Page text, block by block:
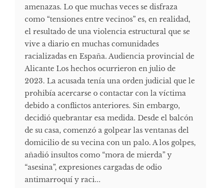
amenazas. Lo que muchas veces se disfraza
como “tensiones entre vecinos” es, en realidad,
el resultado de una violencia estructural que se
vive a diario en muchas comunidades
racializadas en España. Audiencia provincial de
Alicante Los hechos ocurrieron en julio de
2023. La acusada tenía una orden judicial que le
prohibía acercarse o contactar con la víctima
debido a conflictos anteriores. Sin embargo,
decidió quebrantar esa medida. Desde el balcón
de su casa, comenzó a golpear las ventanas del
domicilio de su vecina con un palo. A los golpes,
añadió insultos como “mora de mierda” y
“asesina”, expresiones cargadas de odio
antimarroquí y raci...